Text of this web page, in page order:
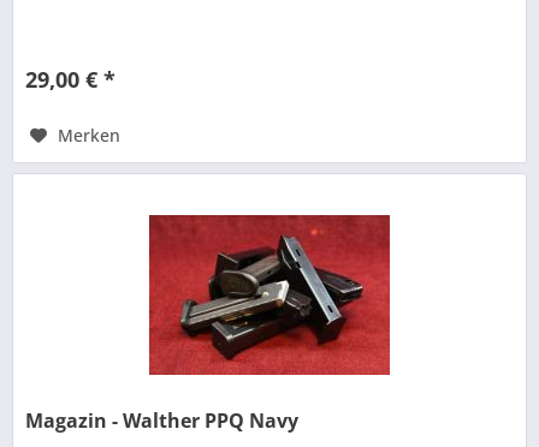
29,00 € *
Merken
Magazin - Walther PPQ Navy